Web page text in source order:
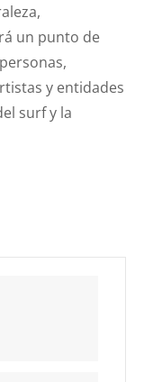
un punto de
y entidades
surf y la